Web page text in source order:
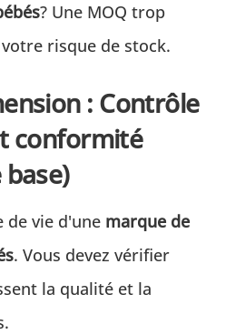
? Une MOQ trop
risque de stock.
: Contrôle
conformité
de vie d'une marque de
. Vous devez vérifier
la qualité et la